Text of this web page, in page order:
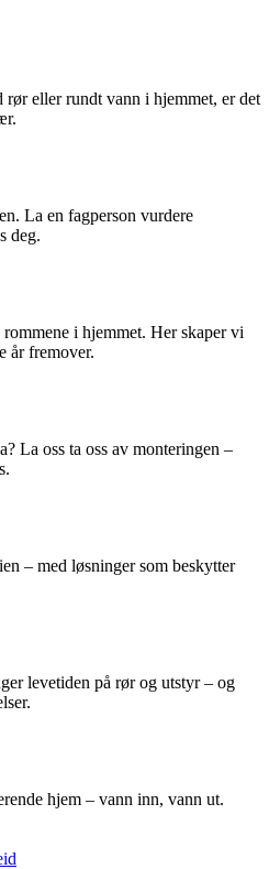
rør eller rundt vann i hjemmet, er det
La en fagperson vurdere
deg.
i hjemmet. Her skaper vi
år fremover.
La oss ta oss av monteringen –
– med løsninger som beskytter
levetiden på rør og utstyr – og
hjem – vann inn, vann ut.